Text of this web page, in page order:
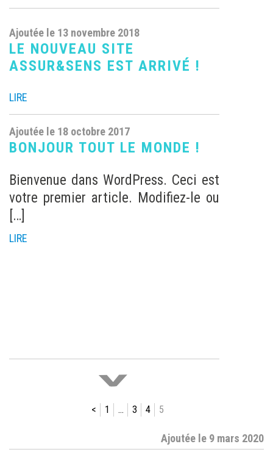
>
< 1 … 3 4 5
Ajoutée le 9 mars 2020